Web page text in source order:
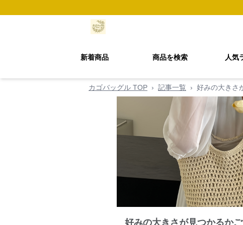
新着商品 商品を検索 人気
カゴバッグル TOP › 記事一覧 › 好みの大きさ
好みの大きさが見つかるか